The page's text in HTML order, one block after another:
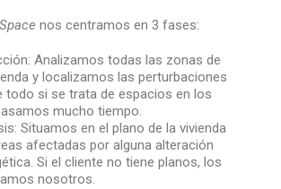
nos centramos en 3 fases:
Analizamos todas las zonas de
y localizamos las perturbaciones
todo si se trata de espacios en los
mucho tiempo.
Situamos en el plano de la vivienda
afectadas por alguna alteración
Si el cliente no tiene planos, los
nosotros.